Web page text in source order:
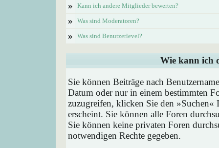
» Kann ich andere Mitglieder bewerten?
» Was sind Moderatoren?
» Was sind Benutzerlevel?
Wie kann ich
Sie können Beiträge nach
Datum oder nur in einem bestimmten
zuzugreifen, klicken Sie den »Suchen«
erscheint. Sie können alle Foren
Sie können keine privaten Foren
notwendigen Rechte gegeben.